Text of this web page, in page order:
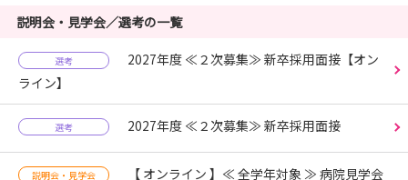
説明会・見学会／選考の一覧
選考
2027年度 ≪２次募集≫ 新卒採用面接【オン
ライン】
選考 2027年度 ≪２次募集≫ 新卒採用面接
説明会・見学会
【 オンライン 】≪ 全学年対象 ≫ 病院見学会